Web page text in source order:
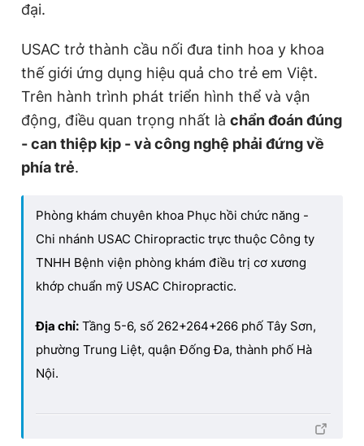
đại.
USAC trở thành cầu nối đưa tinh hoa y khoa
thế giới ứng dụng hiệu quả cho trẻ em Việt.
Trên hành trình phát triển hình thể và vận
động, điều quan trọng nhất là chẩn đoán đúng
- can thiệp kịp - và công nghệ phải đứng về
phía trẻ.
Phòng khám chuyên khoa Phục hồi chức năng -
Chi nhánh USAC Chiropractic trực thuộc Công ty
TNHH Bệnh viện phòng khám điều trị cơ xương
khớp chuẩn mỹ USAC Chiropractic.
Địa chỉ: Tầng 5-6, số 262+264+266 phố Tây Sơn,
phường Trung Liệt, quận Đống Đa, thành phố Hà
Nội.